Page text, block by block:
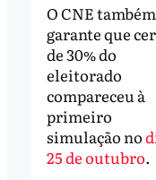
O CNE também
garante que
de 30% do
eleitorado
compareceu à
primeiro
simulação no
25 de outubro.